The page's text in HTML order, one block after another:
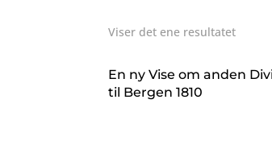
Viser det ene resultatet
En ny Vise om anden
til Bergen 1810